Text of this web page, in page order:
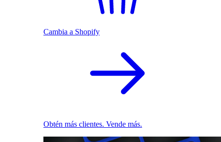
Cambia a Shopify
Obtén más clientes. Vende más.